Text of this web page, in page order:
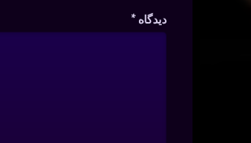
دیدگاه *